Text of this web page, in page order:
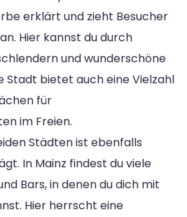
erklärt und zieht Besucher
Hier kannst du durch
und wunderschöne
Stadt bietet auch eine Vielzahl
für
im Freien.
Städten ist ebenfalls
In Mainz findest du viele
Bars, in denen du dich mit
Hier herrscht eine